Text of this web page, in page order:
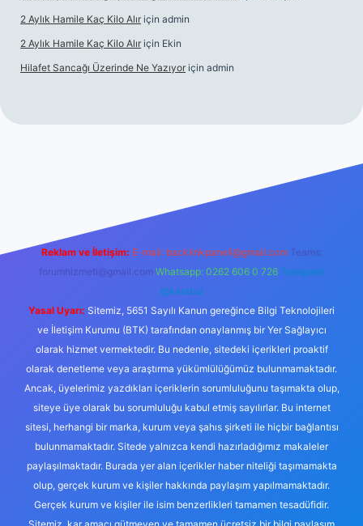
2 Aylık Hamile Kaç Kilo Alır için admin
2 Aylık Hamile Kaç Kilo Alır için Ekin
Hilafet Sancağı Üzerinde Ne Yazıyor için admin
Reklam ve İletişim: E-mail: backlinkpaneli@gmail.com Teams:
forumhizmeti@gmail.com Whatsapp: 0262 606 0 726 Telegram:
@karabul
Yasal Uyarı: Sitemiz, 5651 Sayılı Kanun gereğince Bilgi Teknolojileri
ve İletişim Kurumu (BTK) tarafından onaylanmış bir Yer Sağlayıcı
olarak hizmet vermektedir. Bu nedenle, sitedeki içerikleri proaktif
olarak denetleme veya araştırma yükümlülüğümüz bulunmamaktadır.
Ancak, üyelerimiz yazdıkları içeriklerin sorumluluğunu taşımakta olup,
siteye üye olarak bu sorumluluğu kabul etmiş sayılırlar. Bu internet
sitesi, herhangi bir marka, kurum veya şahıs şirketi ile hiçbir bağlantısı
bulunmamaktadır. Sitede yalnızca kendi hazırladığımız makaleler
paylaşılmaktadır. Burada yer alan içerikler haber niteliği taşımamakta
olup, gerçek kurum ve kişiler hakkında paylaşım yapılmamaktadır.
Gerçek kurum ve kişiler ile isim benzerlikleri tamamen tesadüfidir.